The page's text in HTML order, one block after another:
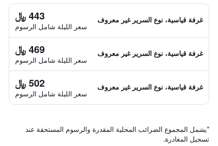
غرفة قياسية، نوع السرير غير معروف 443 ﷼
سعر الليلة شامل الرسوم
غرفة قياسية، نوع السرير غير معروف 469 ﷼
سعر الليلة شامل الرسوم
غرفة قياسية، نوع السرير غير معروف 502 ﷼
سعر الليلة شامل الرسوم
*يشمل المجموع الضرائب المحلية المقدرة والرسوم المستحقة عند
تسجيل المغادرة.